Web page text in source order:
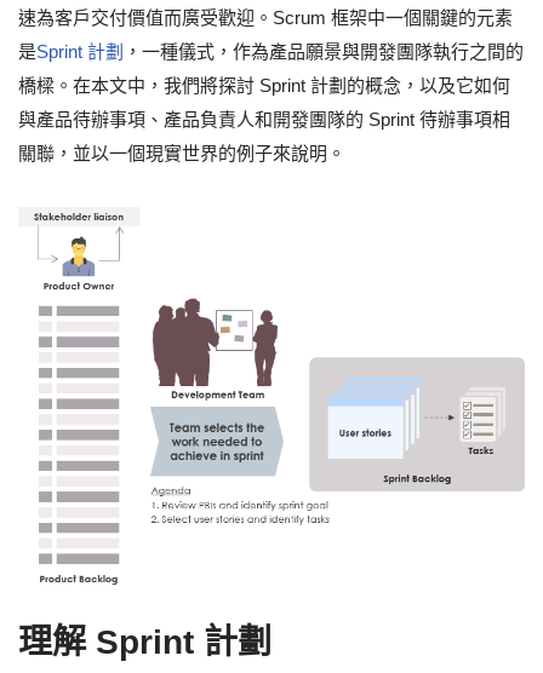
速為客戶交付價值而廣受歡迎。Scrum 框架中一個關鍵的元素
是Sprint 計劃 ，一種儀式，作為產品願景與開發團隊執行之間的
橋樑。在本文中，我們將探討 Sprint 計劃的概念，以及它如何
與產品待辦事項、產品負責人和開發團隊的 Sprint 待辦事項相
關聯，並以一個現實世界的例子來說明。
理解 Sprint 計劃